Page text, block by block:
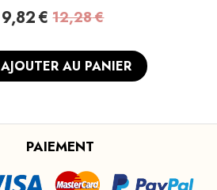
9,82€ 12,28€
AJOUTER AU PANIER
PAIEMENT